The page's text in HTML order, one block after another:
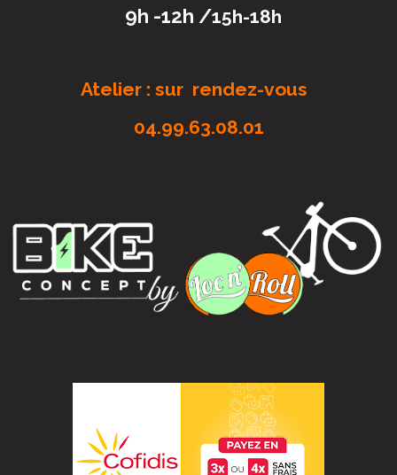
9h -12h /15h-18h
Atelier : sur rendez-vous
04.99.63.08.01